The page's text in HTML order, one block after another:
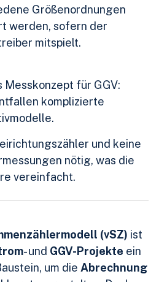
Größenordnungen
werden, sofern der
mitspielt.
Messkonzept für GGV:
komplizierte
und keine
nötig, was die
vereinfacht.
(vSZ) ist
- und GGV-Projekte ein
um die Abrechnung